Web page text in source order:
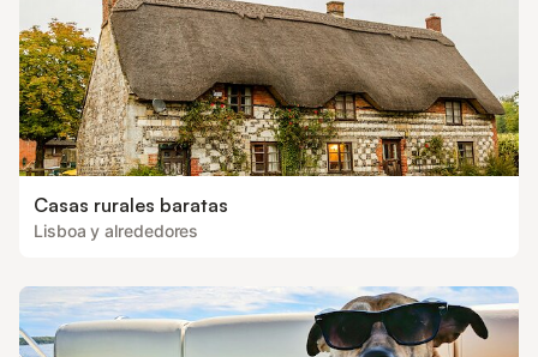
Casas rurales baratas
Lisboa y alrededores